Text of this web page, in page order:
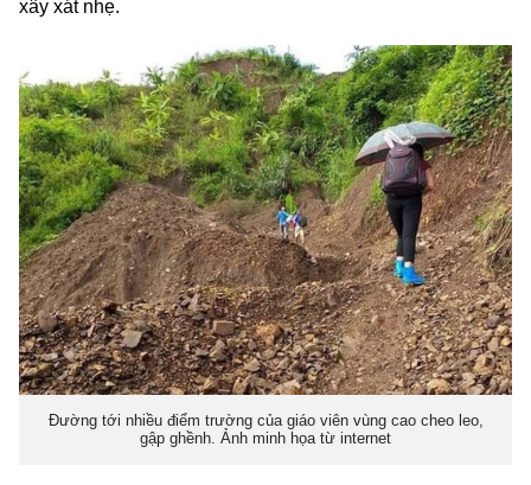
xây xát nhẹ.
Đường tới nhiều điểm trường của giáo viên vùng cao cheo leo,
gập ghềnh. Ảnh minh họa từ internet